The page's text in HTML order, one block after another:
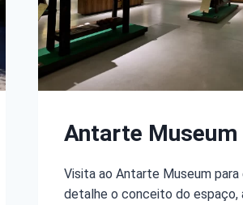
Antarte Museum
Visita ao Antarte Museum para
detalhe o conceito do espaço,